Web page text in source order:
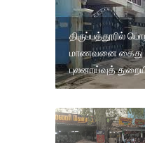
திருப்பத்தூரில்
மாணவனை கைது
புலனாய்வுத்